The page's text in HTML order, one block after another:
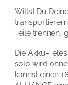
Willst Du
transportieren
Teile trennen,
Die Akku-
solo wird
kannst einen